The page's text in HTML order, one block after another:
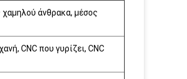
χαμηλού άνθρακα, μέσος
CNC που γυρίζει, CNC